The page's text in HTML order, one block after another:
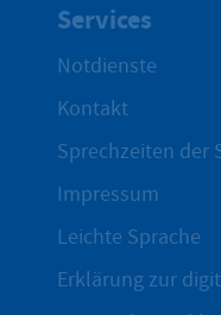
Services
Notdienste
Kontakt
Sprechzeiten der
Impressum
Leichte Sprache
Erklärung zur